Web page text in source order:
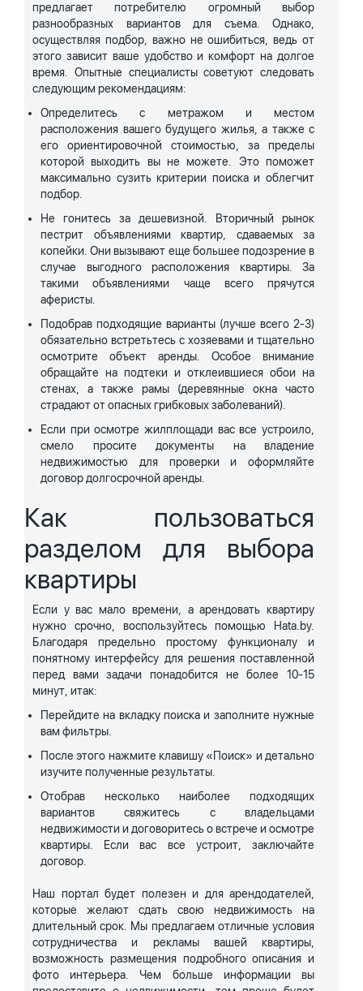
предлагает потребителю огромный выбор
разнообразных вариантов для съема. Однако,
осуществляя подбор, важно не ошибиться, ведь от
этого зависит ваше удобство и комфорт на долгое
время. Опытные специалисты советуют следовать
следующим рекомендациям:
Определитесь с метражом и местом
расположения вашего будущего жилья, а также с
его ориентировочной стоимостью, за пределы
которой выходить вы не можете. Это поможет
максимально сузить критерии поиска и облегчит
подбор.
Не гонитесь за дешевизной. Вторичный рынок
пестрит объявлениями квартир, сдаваемых за
копейки. Они вызывают еще большее подозрение в
случае выгодного расположения квартиры. За
такими объявлениями чаще всего прячутся
аферисты.
Подобрав подходящие варианты (лучше всего 2-3)
обязательно встретьтесь с хозяевами и тщательно
осмотрите объект аренды. Особое внимание
обращайте на подтеки и отклеившиеся обои на
стенах, а также рамы (деревянные окна часто
страдают от опасных грибковых заболеваний).
Если при осмотре жилплощади вас все устроило,
смело просите документы на владение
недвижимостью для проверки и оформляйте
договор долгосрочной аренды.
Как пользоваться
разделом для выбора
квартиры
Если у вас мало времени, а арендовать квартиру
нужно срочно, воспользуйтесь помощью Hata.by.
Благодаря предельно простому функционалу и
понятному интерфейсу для решения поставленной
перед вами задачи понадобится не более 10-15
минут, итак:
Перейдите на вкладку поиска и заполните нужные
вам фильтры.
После этого нажмите клавишу «Поиск» и детально
изучите полученные результаты.
Отобрав несколько наиболее подходящих
вариантов свяжитесь с владельцами
недвижимости и договоритесь о встрече и осмотре
квартиры. Если вас все устроит, заключайте
договор.
Наш портал будет полезен и для арендодателей,
которые желают сдать свою недвижимость на
длительный срок. Мы предлагаем отличные условия
сотрудничества и рекламы вашей квартиры,
возможность размещения подробного описания и
фото интерьера. Чем больше информации вы